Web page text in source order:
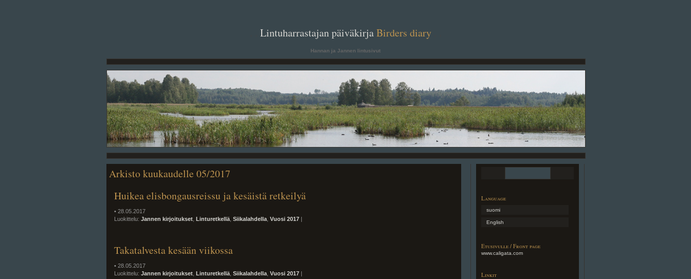
Lintuharrastajan päiväkirjaBirders diary. .
Hannan ja Jannen lintusivut
Arkisto kuukaudelle 05/2017
Huikea elisbongausreissu ja kesäistä retkeilyä
• 28.05.2017
Luokittelu: Jannen kirjoitukset Linturetkellä Siikalahdella Vuosi 2017 |
Takatalvesta kesään viikossa
• 28.05.2017
Luokittelu: Jannen kirjoitukset Linturetkellä Siikalahdella Vuosi 2017 |
Language
suomi
English
Etusivulle / Front page
www.caligata.com
Linkit